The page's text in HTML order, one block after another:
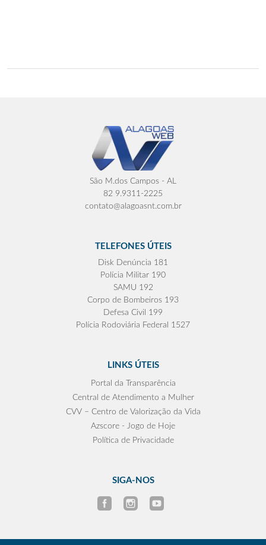
São M.dos Campos - AL
82 9.9311-2225
contato@alagoasnt.com.br
TELEFONES ÚTEIS
Disk Denúncia 181
Polícia Militar 190
SAMU 192
Corpo de Bombeiros 193
Defesa Civil 199
Polícia Rodoviária Federal 1527
LINKS ÚTEIS
Portal da Transparência
Central de Atendimento a Mulher
CVV – Centro de Valorização da Vida
Azscore - Jogo de Hoje
Política de Privacidade
SIGA-NOS